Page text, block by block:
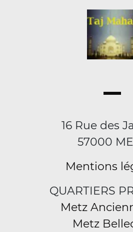
16 Rue des
57000
Mentions
QUARTIERS
Metz
Metz